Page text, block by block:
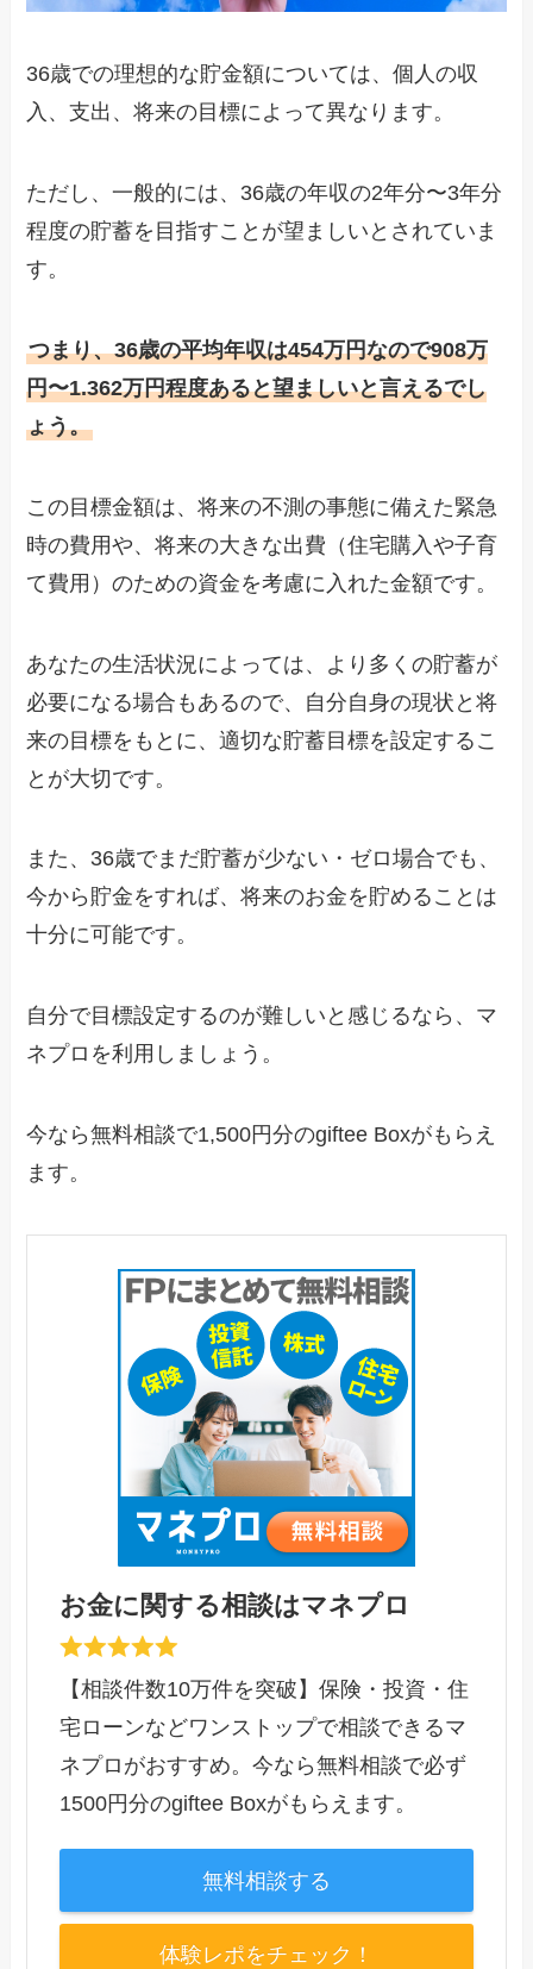
36歳での理想的な貯金額については、個人の収
入、支出、将来の目標によって異なります。
ただし、一般的には、36歳の年収の2年分〜3年分
程度の貯蓄を目指すことが望ましいとされていま
す。
つまり、36歳の平均年収は454万円なので908万
円〜1.362万円程度あると望ましいと言えるでし
ょう。
この目標金額は、将来の不測の事態に備えた緊急
時の費用や、将来の大きな出費（住宅購入や子育
て費用）のための資金を考慮に入れた金額です。
あなたの生活状況によっては、より多くの貯蓄が
必要になる場合もあるので、自分自身の現状と将
来の目標をもとに、適切な貯蓄目標を設定するこ
とが大切です。
また、36歳でまだ貯蓄が少ない・ゼロ場合でも、
今から貯金をすれば、将来のお金を貯めることは
十分に可能です。
自分で目標設定するのが難しいと感じるなら、マ
ネプロを利用しましょう。
今なら無料相談で1,500円分のgiftee Boxがもらえ
ます。
お金に関する相談はマネプロ
【相談件数10万件を突破】保険・投資・住
宅ローンなどワンストップで相談できるマ
ネプロがおすすめ。今なら無料相談で必ず
1500円分のgiftee Boxがもらえます。
無料相談する
体験レポをチェック！